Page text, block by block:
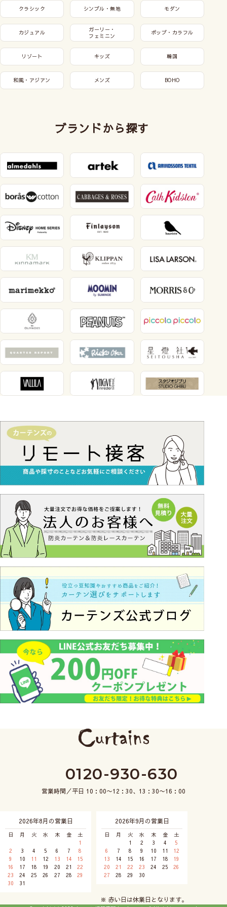
クラシック シンプル・無地 モダン
カジュアル
ガーリー・
フェミニン
ポップ・カラフル
リゾート キッズ 韓国
和風・アジアン メンズ BOHO
ブランドから探す
0120-930-630
営業時間／平日 10：00〜12：30、13：30〜16：00
2026年8月の営業日
日 月 火 水 木 金
土
1
2
3 4 5 6 7
8
9
10 11 12 13 14
15
16
17 18 19 20 21
22
23
24 25 26 27 28
29
30
31
2026年9月の営業日
日 月 火 水 木 金
土
1
2 3 4
5
6
7 8 9 10 11
12
13
14 15 16 17 18
19
20
21 22 23 24 25
26
27
28 29 30
※ 赤い日は休業日となります。